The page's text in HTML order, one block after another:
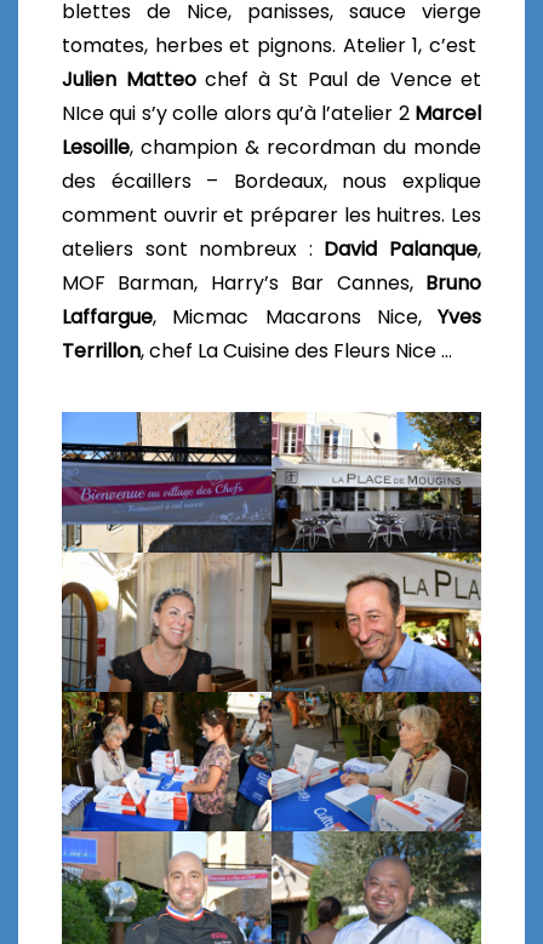
blettes de Nice, panisses, sauce vierge
tomates, herbes et pignons. Atelier 1, c’est
Julien Matteochef à St Paul de Vence et
NIce qui s’y colle alors qu’à l’atelier 2 Marcel
Lesoille, champion & recordman du monde
des écaillers – Bordeaux, nous explique
comment ouvrir et préparer les huitres. Les
ateliers sont nombreux : David Palanque,
MOF Barman, Harry’s Bar Cannes, Bruno
Laffargue, Micmac Macarons Nice, Yves
Terrillon, chef La Cuisine des Fleurs Nice …